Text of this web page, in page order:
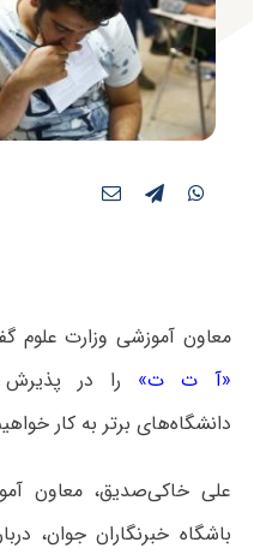
معاون آموزشی وزارت علوم
«آ ت ت» را در پذیرش
دانشگاه‌های برتر به کار
علی خاکی‌صدیق، معاون
باشگاه خبرنگاران جوان،